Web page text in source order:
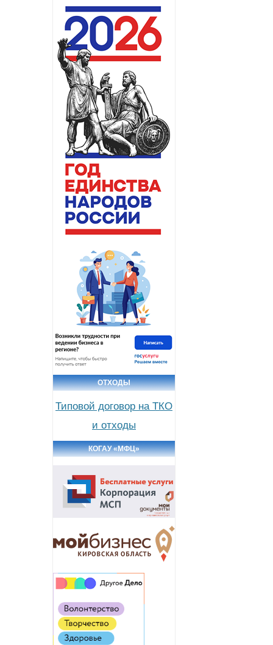
ОТХОДЫ
Типовой договор на ТКО
и отходы
КОГАУ «МФЦ»